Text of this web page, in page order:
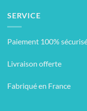
SERVICE
Paiement 100%
Livraison offerte
Fabriqué en France